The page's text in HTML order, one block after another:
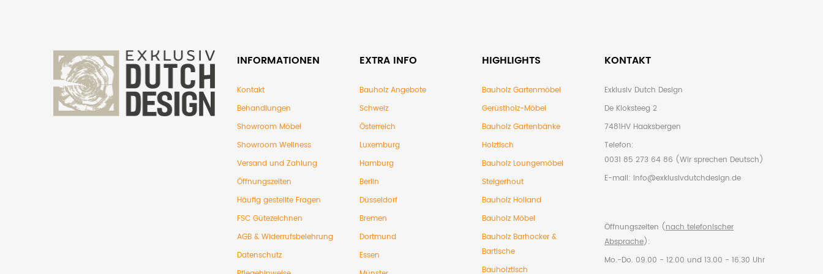
INFORMATIONEN
Kontakt
Behandlungen
Showroom Möbel
Showroom Wellness
Versand und Zahlung
Öffnungszeiten
Häufig gestellte Fragen
FSC Gütezeichnen
AGB & Widerrufsbelehrung
Datenschutz
EXTRA INFO
Bauholz Angebote
Schweiz
Österreich
Luxemburg
Hamburg
Berlin
Düsseldorf
Bremen
Dortmund
Essen
HIGHLIGHTS
Bauholz Gartenmöbel
Gerüstholz-Möbel
Bauholz Gartenbänke
Holztisch
Bauholz Loungemöbel
Steigerhout
Bauholz Holland
Bauholz Möbel
Bauholz Barhocker &
Bartische
Bauholztisch
KONTAKT
Exklusiv Dutch Design
De Kloksteeg 2
7481HV Haaksbergen
Telefon:
0031 85 273 64 86 (Wir sprechen Deutsch)
E-mail: info@exklusivdutchdesign.de
Öffnungszeiten (nach telefonischer
Absprache):
Mo.-Do. 09.00 - 12.00 und 13.00 - 16.30 Uhr